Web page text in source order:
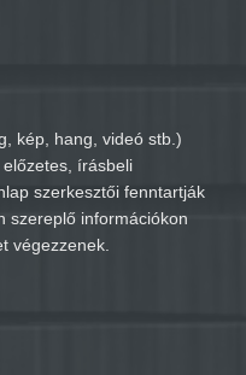
kép, hang, videó stb.)
írásbeli
szerkesztői fenntartják
szereplő információkon
végezzenek.